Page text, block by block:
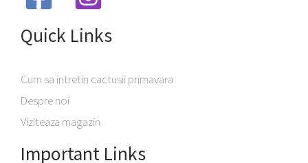
Quick Links
Cum sa intretin cactusii primavara
Despre noi
Viziteaza magazin
Important Links